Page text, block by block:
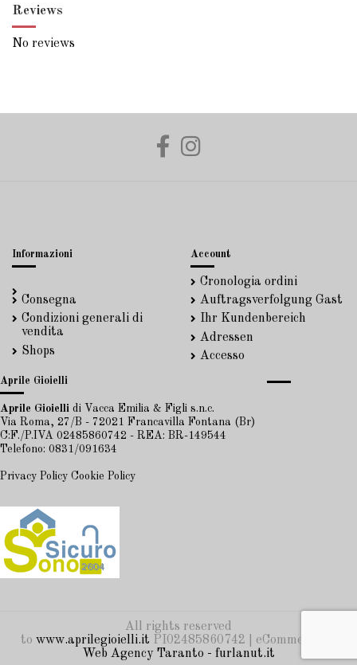
Reviews
No reviews
Informazioni
Consegna
Condizioni generali di
vendita
Shops
Account
Cronologia ordini
Auftragsverfolgung Gast
Ihr Kundenbereich
Adressen
Accesso
Aprile Gioielli
Aprile Gioielli di Vacca Emilia & Figli s.n.c.
Via Roma, 27/B - 72021 Francavilla Fontana (Br)
C:F./P.IVA 02485860742 - REA: BR-149544
Telefono: 0831/091634
Privacy Policy Cookie Policy
All rights reserved
to www.aprilegioielli.it PI02485860742 | eCommerce by
Web Agency Taranto - furlanut.it